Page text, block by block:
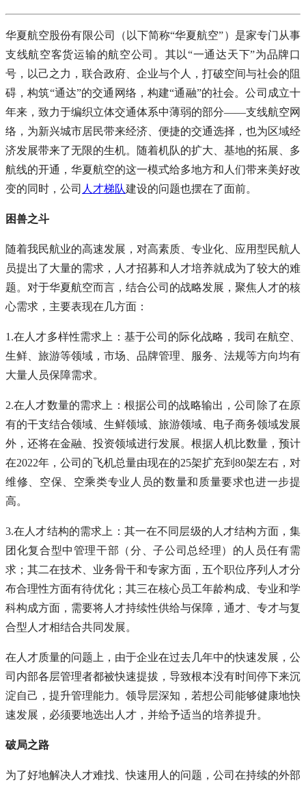
华夏航空股份有限公司（以下简称“华夏航空”）是家专门从事
支线航空客货运输的航空公司。其以“一通达天下”为品牌口
号，以己之力，联合政府、企业与个人，打破空间与社会的阻
碍，构筑“通达”的交通网络，构建“通融”的社会。公司成立十
年来，致力于编织立体交通体系中薄弱的部分——支线航空网
络，为新兴城市居民带来经济、便捷的交通选择，也为区域经
济发展带来了无限的生机。随着机队的扩大、基地的拓展、多
航线的开通，华夏航空的这一模式给多地方和人们带来美好改
变的同时，公司 人才梯队建设的问题也摆在了面前。
困兽之斗
随着我民航业的高速发展，对高素质、专业化、应用型民航人
员提出了大量的需求，人才招募和人才培养就成为了较大的难
题。对于华夏航空而言，结合公司的战略发展，聚焦人才的核
心需求，主要表现在几方面：
1.在人才多样性需求上：基于公司的际化战略，我司在航空、
生鲜、旅游等领域，市场、品牌管理、服务、法规等方向均有
大量人员保障需求。
2.在人才数量的需求上：根据公司的战略输出，公司除了在原
有的干支结合领域、生鲜领域、旅游领域、电子商务领域发展
外，还将在金融、投资领域进行发展。根据人机比数量，预计
在2022年，公司的飞机总量由现在的25架扩充到80架左右，对
维修、空保、空乘类专业人员的数量和质量要求也进一步提
高。
3.在人才结构的需求上：其一在不同层级的人才结构方面，集
团化复合型中管理干部（分、子公司总经理）的人员任有需
求；其二在技术、业务骨干和专家方面，五个职位序列人才分
布合理性方面有待优化；其三在核心员工年龄构成、专业和学
科构成方面，需要将人才持续性供给与保障，通才、专才与复
合型人才相结合共同发展。
在人才质量的问题上，由于企业在过去几年中的快速发展，公
司内部各层管理者都被快速提拔，导致根本没有时间停下来沉
淀自己，提升管理能力。领导层深知，若想公司能够健康地快
速发展，必须要地选出人才，并给予适当的培养提升。
破局之路
为了好地解决人才难找、快速用人的问题，公司在持续的外部